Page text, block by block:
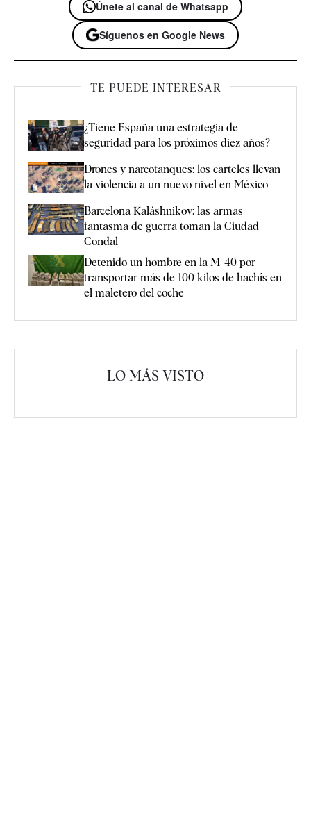
Únete al canal de Whatsapp
Síguenos en Google News
TE PUEDE INTERESAR
¿Tiene España una estrategia de
seguridad para los próximos diez años?
Drones y narcotanques: los carteles llevan
la violencia a un nuevo nivel en México
Barcelona Kaláshnikov: las armas
fantasma de guerra toman la Ciudad
Condal
Detenido un hombre en la M-40 por
transportar más de 100 kilos de hachís en
el maletero del coche
LO MÁS VISTO